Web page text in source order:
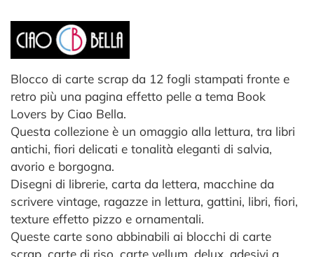
Blocco di carte scrap da 12 fogli stampati fronte e
retro più una pagina effetto pelle a tema Book
Lovers by Ciao Bella.
Questa collezione è un omaggio alla lettura, tra libri
antichi, fiori delicati e tonalità eleganti di salvia,
avorio e borgogna.
Disegni di librerie, carta da lettera, macchine da
scrivere vintage, ragazze in lettura, gattini, libri, fiori,
texture effetto pizzo e ornamentali.
Queste carte sono abbinabili ai blocchi di carte
scrap, carte di riso, carte vellum, delux, adesivi a